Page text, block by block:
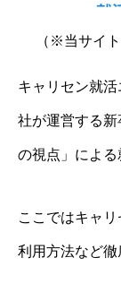
（※当サイ
キャリセン就
社が運営する
の視点」による
ここではキャ
利用方法など徹